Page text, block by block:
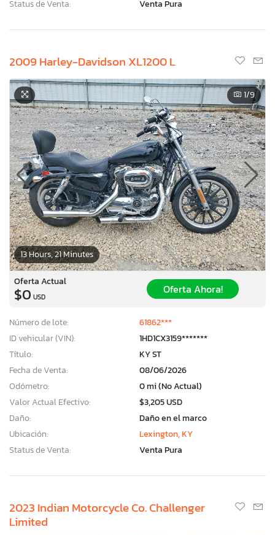
Status de Venta: Venta Pura
2009 Harley-Davidson XL1200 L
13 Hours, 21 Minutes
1/9
Oferta Actual
$0 USD
Oferta Ahora!
Número de lote:
61862***
ID vehicular (VIN):
1HD1CX3159*******
Título:
KY ST
Fecha de Venta:
08/06/2026
Odómetro:
0 mi (No Actual)
Valor Actual Efectivo:
$3,205 USD
Daño:
Daño en el marco
Ubicación:
Lexington, KY
Status de Venta:
Venta Pura
2023 Indian Motorcycle Co. Challenger
Limited